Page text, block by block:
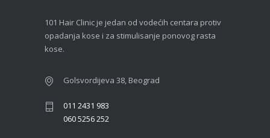
101 Hair Clinic je jedan od vodećih centara protiv
opadanja kose i za stimulisanje ponovog rasta
kose.
Golsvordijeva 38, Beograd
011 2431 983
060 5256 252